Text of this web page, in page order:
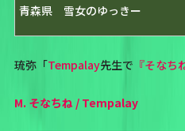
青森県 雪女のゆっきー
琉弥「Tempalay先生で 『そなち
M. そなちね / Tempalay